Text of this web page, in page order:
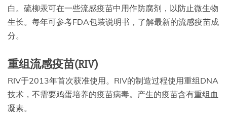
白。硫柳汞可在一些流感疫苗中用作防腐剂，以防止微生物
生长。每年可参考FDA包装说明书，了解最新的流感疫苗成
分。
重组流感疫苗(RIV)
RIV于2013年首次获准使用。RIV的制造过程使用重组DNA
技术，不需要鸡蛋培养的疫苗病毒。产生的疫苗含有重组血
凝素。